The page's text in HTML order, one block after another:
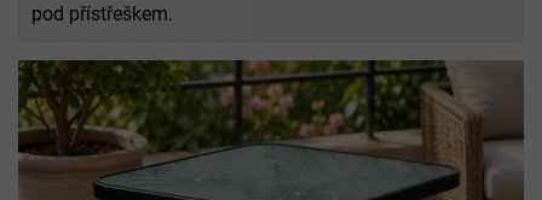
pod přístřeškem.